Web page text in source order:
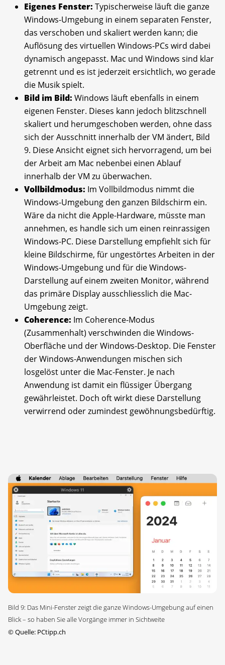
Eigenes Fenster: Typischerweise läuft die ganze
Windows-Umgebung in einem separaten Fenster,
das verschoben und skaliert werden kann; die
Auflösung des virtuellen Windows-PCs wird dabei
dynamisch angepasst. Mac und Windows sind klar
getrennt und es ist jederzeit ersichtlich, wo gerade
die Musik spielt.
Bild im Bild: Windows läuft ebenfalls in einem
eigenen Fenster. Dieses kann jedoch blitzschnell
skaliert und herumgeschoben werden, ohne dass
sich der Ausschnitt innerhalb der VM ändert, Bild
9. Diese Ansicht eignet sich hervorragend, um bei
der Arbeit am Mac nebenbei einen Ablauf
innerhalb der VM zu überwachen.
Vollbildmodus: Im Vollbildmodus nimmt die
Windows-Umgebung den ganzen Bildschirm ein.
Wäre da nicht die Apple-Hardware, müsste man
annehmen, es handle sich um einen reinrassigen
Windows-PC. Diese Darstellung empfiehlt sich für
kleine Bildschirme, für ungestörtes Arbeiten in der
Windows-Umgebung und für die Windows-
Darstellung auf einem zweiten Monitor, während
das primäre Display ausschliesslich die Mac-
Umgebung zeigt.
Coherence: Im Coherence-Modus
(Zusammenhalt) verschwinden die Windows-
Oberfläche und der Windows-Desktop. Die Fenster
der Windows-Anwendungen mischen sich
losgelöst unter die Mac-Fenster. Je nach
Anwendung ist damit ein flüssiger Übergang
gewährleistet. Doch oft wirkt diese Darstellung
verwirrend oder zumindest gewöhnungsbedürftig.
Bild 9: Das Mini-Fenster zeigt die ganze Windows-Umgebung auf einen
Blick – so haben Sie alle Vorgänge immer in Sichtweite
©Quelle: PCtipp.ch